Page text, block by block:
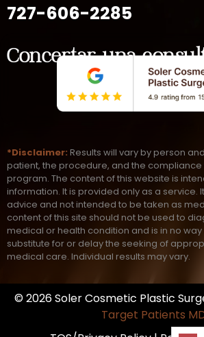
727-606-2285
Concertar una
*Disclaimer: Results will vary by person
patient, the procedure, and the
program. The content of this website is
information. It is provided only as a service.
advice and not intended to be taken as
content of this site should not be used to
medical or health condition and is in no
substitute for or delay the seeking of
medical care. Individual results may vary.
© 2026 Soler Cosmetic Plastic
Target Patients